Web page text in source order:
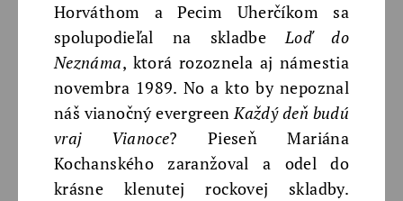
Horváthom a Pecim Uherčíkom sa
spolupodieľal na skladbeLoď do
Neznáma, ktorá rozoznela aj námestia
novembra 1989. No a kto by nepoznal
náš vianočný evergreenKaždý deň budú
vraj Vianoce? Pieseň Mariána
Kochanského zaranžoval a odel do
krásne klenutej rockovej skladby.